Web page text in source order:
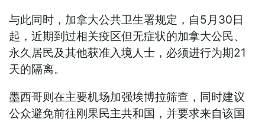
与此同时，加拿大公共卫生署规定，自5月30日
起，近期到过相关疫区但无症状的加拿大公民、
永久居民及其他获准入境人士，必须进行为期21
天的隔离。
墨西哥则在主要机场加强埃博拉筛查，同时建议
公众避免前往刚果民主共和国，并要求来自该国